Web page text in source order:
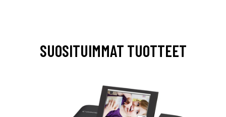
SUOSITUIMMAT TUOTTEET